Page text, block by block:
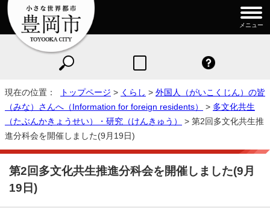
メニュー
現在の位置： トップページ > くらし > 外国人（がいこくじん）の皆
（みな）さんへ（Information for foreign residents）
> 多文化共生
（たぶんかきょうせい）・研究（けんきゅう）
> 第2回多文化共生推
進分科会を開催しました(9月19日)
第2回多文化共生推進分科会を開催しました(9月
19日)